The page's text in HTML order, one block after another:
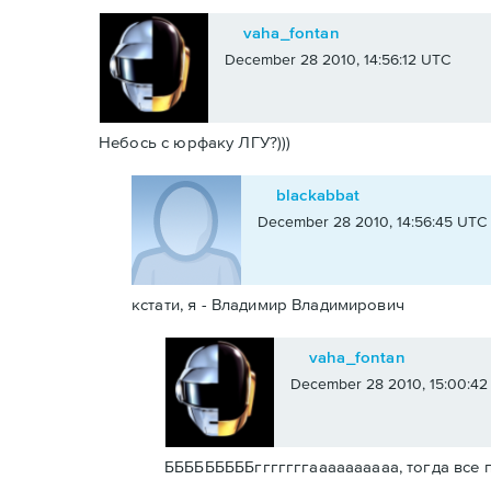
vaha_fontan
December 28 2010, 14:56:12 UTC
Небось с юрфаку ЛГУ?)))
blackabbat
December 28 2010, 14:56:45 UTC
кстати, я - Владимир Владимирович
vaha_fontan
December 28 2010, 15:00:42
БББББББББгггггггаааааааааа, тогда все